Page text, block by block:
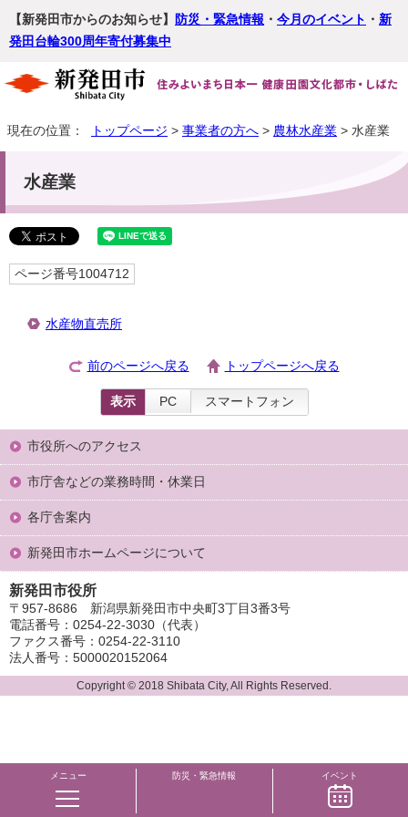
【新発田市からのお知らせ】 防災・緊急情報 ・ 今月のイベント ・ 新
発田台輪300周年寄付募集中
現在の位置： トップページ > 事業者の方へ > 農林水産業 > 水産業
水産業
ページ番号1004712
水産物直売所
前のページへ戻る トップページへ戻る
表示 PC スマートフォン
メニュー 防災・緊急情報 イベント
市役所へのアクセス
市庁舎などの業務時間・休業日
各庁舎案内
新発田市ホームページについて
新発田市役所
〒957-8686 新潟県新発田市中央町3丁目3番3号
電話番号：0254-22-3030（代表）
ファクス番号：0254-22-3110
法人番号：5000020152064
Copyright © 2018 Shibata City, All Rights Reserved.